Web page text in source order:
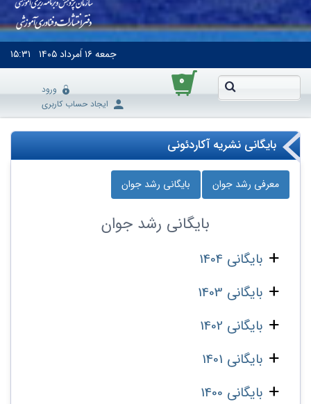
جمعه۱۶ اَمرداد ۱۴۰۵ ۱۵:۳۱
۰
ورود
ایجاد حساب کاربری
بایگانی نشریه آکاردئونی
معرفی رشد جوان بایگانی رشد جوان
بایگانی رشد جوان
بایگانی 1404
بایگانی 1403
بایگانی 1402
بایگانی 1401
بایگانی 1400